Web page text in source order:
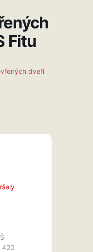
Fitu
dveří
420